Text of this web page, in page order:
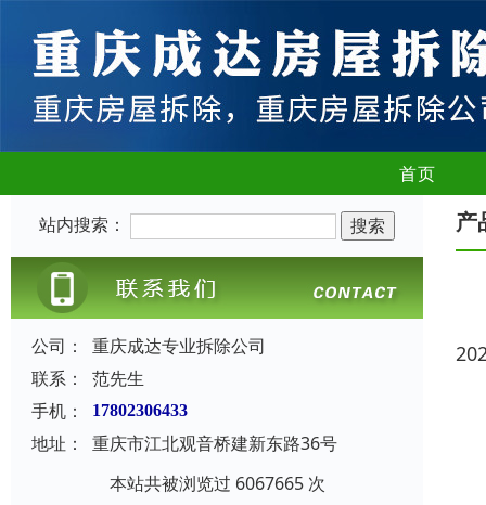
首页
站内搜索：
公司：
重庆成达专业拆除公司
联系：
范先生
手机：
17802306433
地址：
重庆市江北观音桥建新东路36号
本站共被浏览过 6067665 次
产